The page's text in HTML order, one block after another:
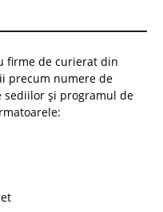
firme de curierat din
precum numere de
sediilor și programul de